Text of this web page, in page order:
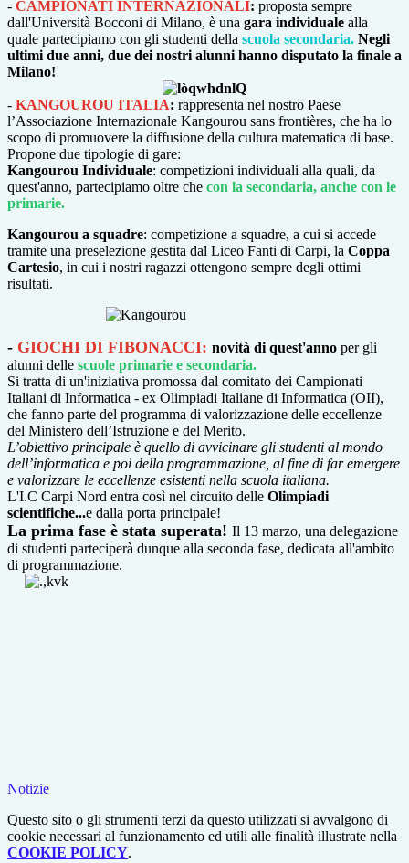
- CAMPIONATI INTERNAZIONALI: proposta sempre
dall'Università Bocconi di Milano, è una gara individuale alla
quale partecipiamo con gli studenti della scuola secondaria. Negli
ultimi due anni, due dei nostri alunni hanno disputato la finale a
Milano!
- KANGOUROU ITALIA: rappresenta nel nostro Paese
l’Associazione Internazionale Kangourou sans frontières, che ha lo
scopo di promuovere la diffusione della cultura matematica di base.
Propone due tipologie di gare:
Kangourou Individuale: competizioni individuali alla quali, da
quest'anno, partecipiamo oltre che con la secondaria, anche con le
primarie.
Kangourou a squadre: competizione a squadre, a cui si accede
tramite una preselezione gestita dal Liceo Fanti di Carpi, la Coppa
Cartesio, in cui i nostri ragazzi ottengono sempre degli ottimi
risultati.
- GIOCHI DI FIBONACCI: novità di quest'anno per gli
alunni delle scuole primarie e secondaria.
Si tratta di un'iniziativa promossa dal comitato dei Campionati
Italiani di Informatica - ex Olimpiadi Italiane di Informatica (OII),
che fanno parte del programma di valorizzazione delle eccellenze
del Ministero dell’Istruzione e del Merito.
L’obiettivo principale è quello di avvicinare gli studenti al mondo
dell’informatica e poi della programmazione, al fine di far emergere
e valorizzare le eccellenze esistenti nella scuola italiana.
L'I.C Carpi Nord entra così nel circuito delle Olimpiadi
scientifiche...e dalla porta principale!
La prima fase è stata superata! Il 13 marzo, una delegazione
di studenti parteciperà dunque alla seconda fase, dedicata all'ambito
di programmazione.
Notizie
Questo sito o gli strumenti terzi da questo utilizzati si avvalgono di
cookie necessari al funzionamento ed utili alle finalità illustrate nella
COOKIE POLICY.